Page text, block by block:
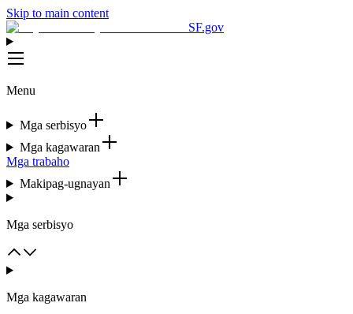
Skip to main content
SF.gov
Menu
Mga serbisyo
Mga kagawaran
Mga trabaho
Makipag-ugnayan
Mga serbisyo
Mga kagawaran